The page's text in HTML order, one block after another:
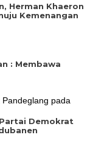
Herman Khaeron
Kemenangan
: Membawa
Demokrat